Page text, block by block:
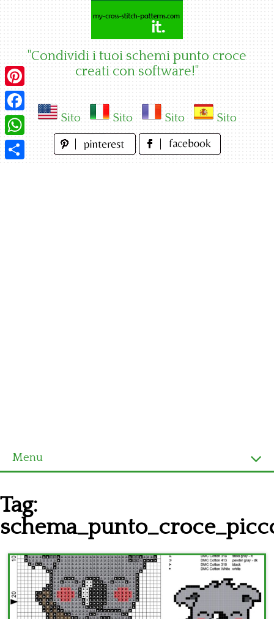
"Condividi i tuoi schemi punto croce
creati con software!"
Sito Sito Sito Sito
Menu
Ultimi schemi
Alfabeto
Bambini
Disney
Thun
Tag:
Pinterest
Facebook
WhatsApp